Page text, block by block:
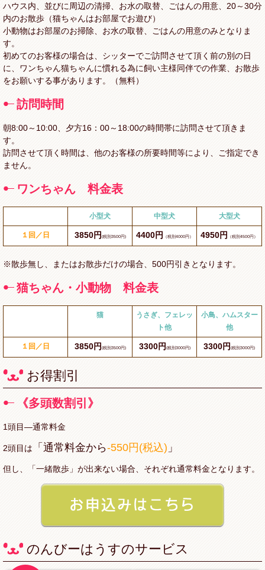
ハウス内、並びに周辺の清掃、お水の取替、ごはんの用意、20～30分
内のお散歩（猫ちゃんはお部屋でお遊び）
小動物はお部屋のお掃除、お水の取替、ごはんの用意のみとなりま
す。
初めてのお客様の場合は、シッターでご訪問させて頂く前の別の日
に、ワンちゃん猫ちゃんに慣れる為に飼い主様同伴での作業、お散歩
をお願いする事があります。（無料）
訪問時間
朝8:00～10:00、夕方16：00～18:00の時間帯に訪問させて頂きま
す。
訪問させて頂く時間は、他のお客様の所要時間等により、ご指定でき
ません。
ワンちゃん 料金表
小型犬 中型犬 大型犬
１回／日 3850円 (税別3500円) 4400円 （税別4000円） 4950円 （税別4500円）
※散歩無し、またはお散歩だけの場合、500円引きとなります。
猫ちゃん・小動物 料金表
猫
うさぎ、フェレッ
ト他
小鳥、ハムスター
他
１回／日 3850円 (税別3500円) 3300円 (税別3000円) 3300円 (税別3000円)
お得割引
《多頭数割引》
1頭目―通常料金
2頭目は 「通常料金から-550円(税込) 」
但し、「一緒散歩」が出来ない場合、それぞれ通常料金となります。
のんびーはうすのサービス